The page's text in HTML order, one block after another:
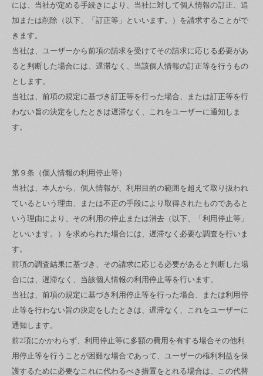
には、当社が定める手続きにより、当社に対して個人情報の訂正、追
加または削除（以下、「訂正等」といいます。）を請求することがで
きます。
当社は、ユーザーから前項の請求を受けてその請求に応じる必要があ
ると判断した場合には、遅滞なく、当該個人情報の訂正等を行うもの
とします。
当社は、前項の規定に基づき訂正等を行った場合、または訂正等を行
わない旨の決定をしたときは遅滞なく、これをユーザーに通知しま
す。
第９条（個人情報の利用停止等）
当社は、本人から、個人情報が、利用目的の範囲を超えて取り扱われ
ているという理由、または不正の手段により取得されたものであると
いう理由により、その利用の停止または消去（以下、「利用停止等」
といいます。）を求められた場合には、遅滞なく必要な調査を行いま
す。
前項の調査結果に基づき、その請求に応じる必要があると判断した場
合には、遅滞なく、当該個人情報の利用停止等を行います。
当社は、前項の規定に基づき利用停止等を行った場合、または利用停
止等を行わない旨の決定をしたときは、遅滞なく、これをユーザーに
通知します。
前2項にかかわらず、利用停止等に多額の費用を有する場合その他利
用停止等を行うことが困難な場合であって、ユーザーの権利利益を保
護するために必要なこれに代わるべき措置をとれる場合は、この代替